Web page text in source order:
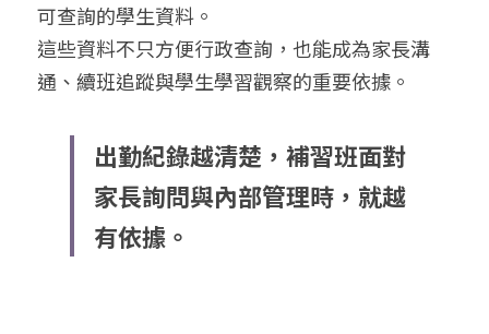
可查詢的學生資料。
這些資料不只方便行政查詢，也能成為家長溝
通、續班追蹤與學生學習觀察的重要依據。
出勤紀錄越清楚，補習班面對
家長詢問與內部管理時，就越
有依據。